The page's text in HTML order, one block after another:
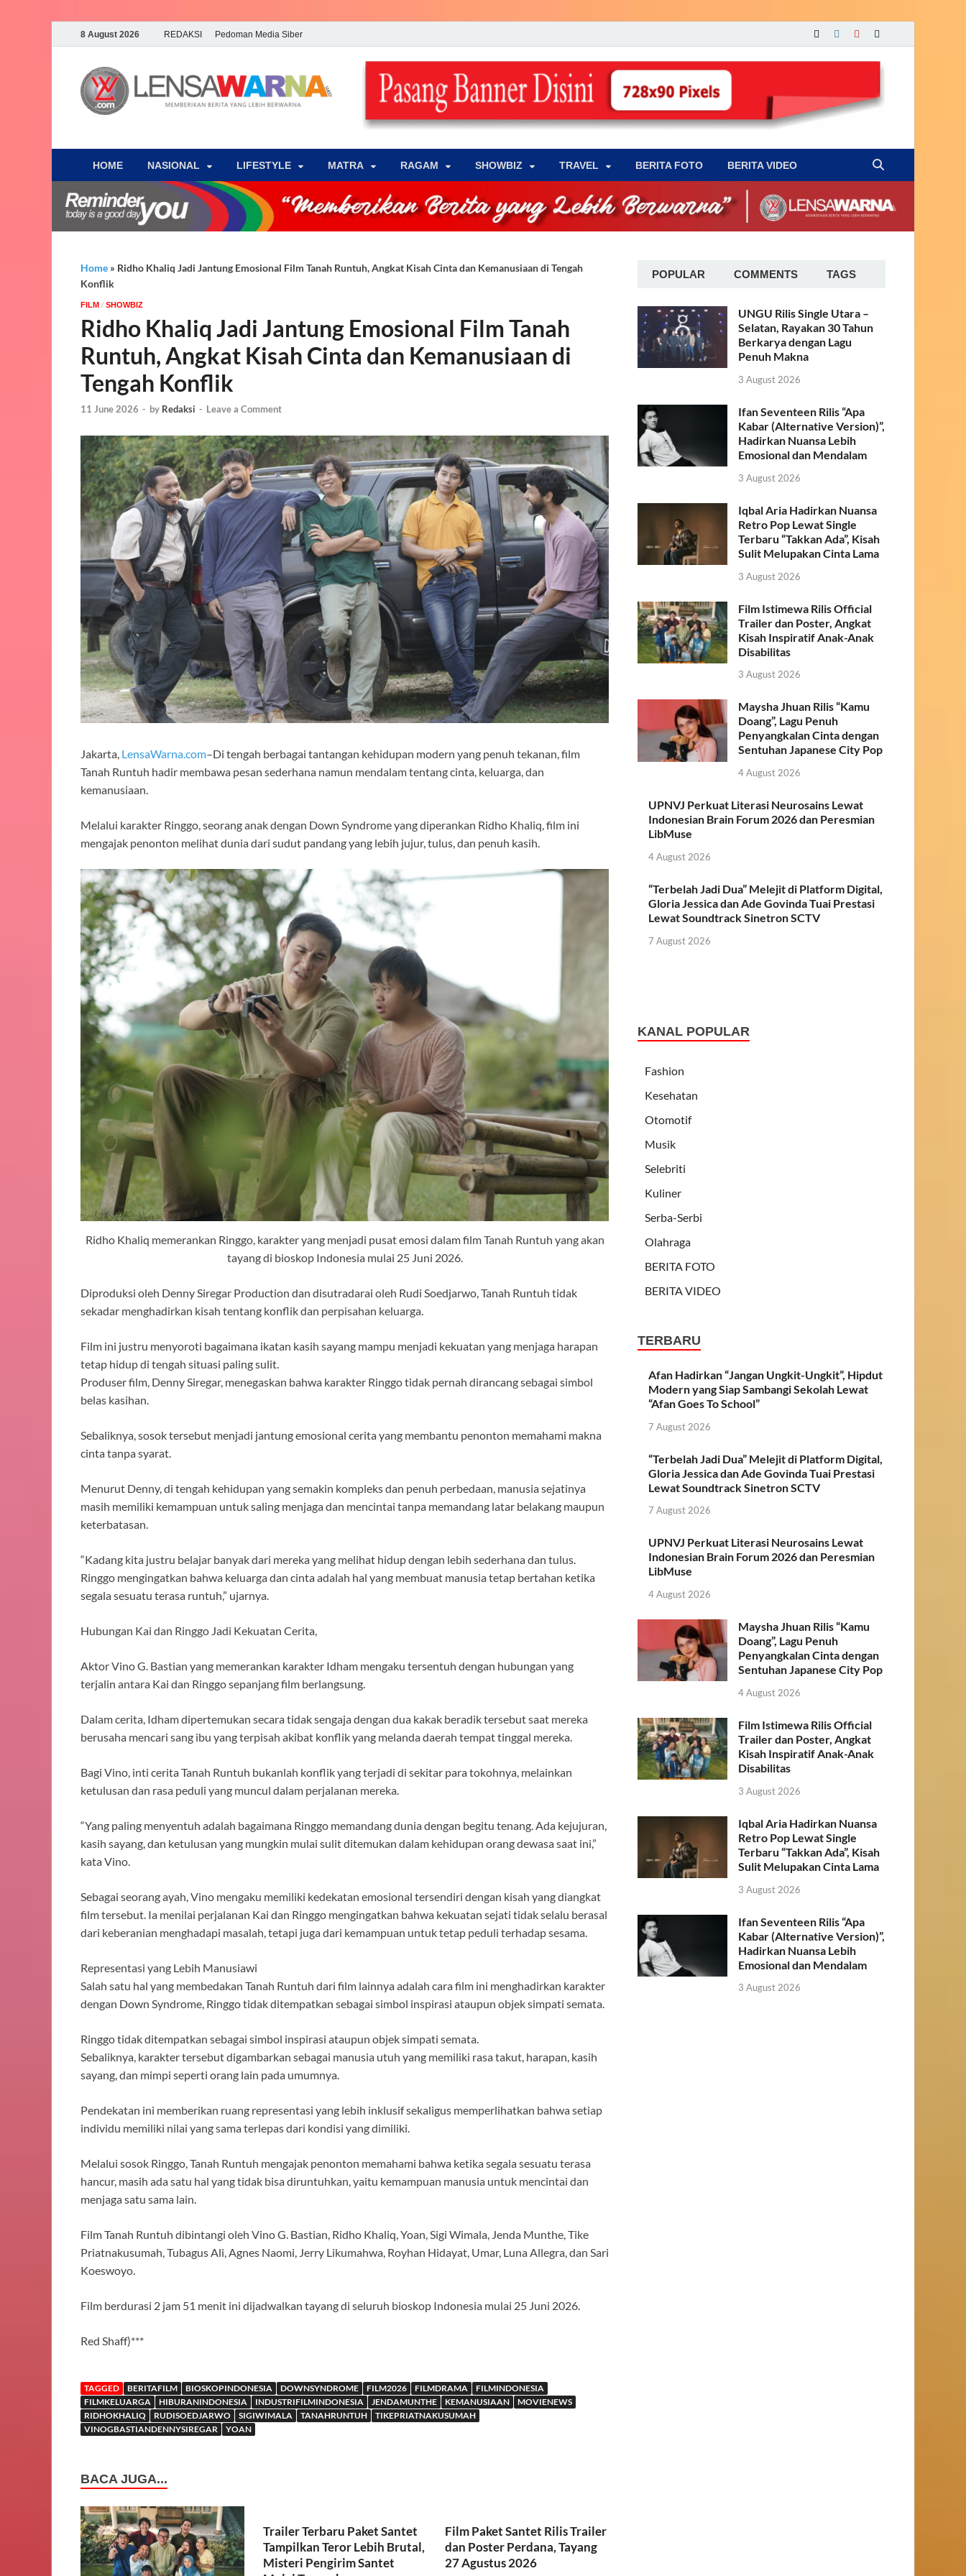
8 August 2026 REDAKSI Pedoman Media Siber
LENSA WARNA .com
Memberikan Berita yang Lebih Berwarna
HOME NASIONAL ‎LIFESTYLE MATRA ‎RAGAM ‎SHOWBIZ ‎TRAVEL BERITA FOTO BERITA VIDEO
Home » Ridho Khaliq Jadi Jantung Emosional Film Tanah Runtuh, Angkat Kisah Cinta dan Kemanusiaan di Tengah
Konflik
FILM / ‎SHOWBIZ
Ridho Khaliq Jadi Jantung Emosional Film Tanah
Runtuh, Angkat Kisah Cinta dan Kemanusiaan di
Tengah Konflik
11 June 2026 - by Redaksi - Leave a Comment
Jakarta, LensaWarna.com–Di tengah berbagai tantangan kehidupan modern yang penuh tekanan, film
Tanah Runtuh hadir membawa pesan sederhana namun mendalam tentang cinta, keluarga, dan
kemanusiaan.
Melalui karakter Ringgo, seorang anak dengan Down Syndrome yang diperankan Ridho Khaliq, film ini
mengajak penonton melihat dunia dari sudut pandang yang lebih jujur, tulus, dan penuh kasih.
Ridho Khaliq memerankan Ringgo, karakter yang menjadi pusat emosi dalam film Tanah Runtuh yang akan
tayang di bioskop Indonesia mulai 25 Juni 2026.
Diproduksi oleh Denny Siregar Production dan disutradarai oleh Rudi Soedjarwo, Tanah Runtuh tidak
sekadar menghadirkan kisah tentang konflik dan perpisahan keluarga.
Film ini justru menyoroti bagaimana ikatan kasih sayang mampu menjadi kekuatan yang menjaga harapan
tetap hidup di tengah situasi paling sulit.
Produser film, Denny Siregar, menegaskan bahwa karakter Ringgo tidak pernah dirancang sebagai simbol
belas kasihan.
Sebaliknya, sosok tersebut menjadi jantung emosional cerita yang membantu penonton memahami makna
cinta tanpa syarat.
Menurut Denny, di tengah kehidupan yang semakin kompleks dan penuh perbedaan, manusia sejatinya
masih memiliki kemampuan untuk saling menjaga dan mencintai tanpa memandang latar belakang maupun
keterbatasan.
“Kadang kita justru belajar banyak dari mereka yang melihat hidup dengan lebih sederhana dan tulus.
Ringgo mengingatkan bahwa keluarga dan cinta adalah hal yang membuat manusia tetap bertahan ketika
segala sesuatu terasa runtuh,” ujarnya.
Hubungan Kai dan Ringgo Jadi Kekuatan Cerita,
Aktor Vino G. Bastian yang memerankan karakter Idham mengaku tersentuh dengan hubungan yang
terjalin antara Kai dan Ringgo sepanjang film berlangsung.
Dalam cerita, Idham dipertemukan secara tidak sengaja dengan dua kakak beradik tersebut saat mereka
berusaha mencari sang ibu yang terpisah akibat konflik yang melanda daerah tempat tinggal mereka.
Bagi Vino, inti cerita Tanah Runtuh bukanlah konflik yang terjadi di sekitar para tokohnya, melainkan
ketulusan dan rasa peduli yang muncul dalam perjalanan mereka.
“Yang paling menyentuh adalah bagaimana Ringgo memandang dunia dengan begitu tenang. Ada kejujuran,
kasih sayang, dan ketulusan yang mungkin mulai sulit ditemukan dalam kehidupan orang dewasa saat ini,”
kata Vino.
Sebagai seorang ayah, Vino mengaku memiliki kedekatan emosional tersendiri dengan kisah yang diangkat
film tersebut. Ia menilai perjalanan Kai dan Ringgo mengingatkan bahwa kekuatan sejati tidak selalu berasal
dari keberanian menghadapi masalah, tetapi juga dari kemampuan untuk tetap peduli terhadap sesama.
Representasi yang Lebih Manusiawi
Salah satu hal yang membedakan Tanah Runtuh dari film lainnya adalah cara film ini menghadirkan karakter
dengan Down Syndrome, Ringgo tidak ditempatkan sebagai simbol inspirasi ataupun objek simpati semata.
Ringgo tidak ditempatkan sebagai simbol inspirasi ataupun objek simpati semata.
Sebaliknya, karakter tersebut digambarkan sebagai manusia utuh yang memiliki rasa takut, harapan, kasih
sayang, dan mimpi seperti orang lain pada umumnya.
Pendekatan ini memberikan ruang representasi yang lebih inklusif sekaligus memperlihatkan bahwa setiap
individu memiliki nilai yang sama terlepas dari kondisi yang dimiliki.
Melalui sosok Ringgo, Tanah Runtuh mengajak penonton memahami bahwa ketika segala sesuatu terasa
hancur, masih ada satu hal yang tidak bisa diruntuhkan, yaitu kemampuan manusia untuk mencintai dan
menjaga satu sama lain.
Film Tanah Runtuh dibintangi oleh Vino G. Bastian, Ridho Khaliq, Yoan, Sigi Wimala, Jenda Munthe, Tike
Priatnakusumah, Tubagus Ali, Agnes Naomi, Jerry Likumahwa, Royhan Hidayat, Umar, Luna Allegra, dan Sari
Koeswoyo.
Film berdurasi 2 jam 51 menit ini dijadwalkan tayang di seluruh bioskop Indonesia mulai 25 Juni 2026.
Red Shaff)***
TAGGED BERITAFILM BIOSKOPINDONESIA DOWNSYNDROME FILM2026 FILMDRAMA
FILMINDONESIA
FILMKELUARGA
HIBURANINDONESIA INDUSTRIFILMINDONESIA JENDAMUNTHE KEMANUSIAAN
MOVIENEWS
RIDHOKHALIQ
RUDISOEDJARWO SIGIWIMALA TANAHRUNTUH
TIKEPRIATNAKUSUMAH
VINOGBASTIANDENNYSIREGAR
YOAN
BACA JUGA...
Trailer Terbaru Paket Santet
Tampilkan Teror Lebih Brutal,
Misteri Pengirim Santet
Film Paket Santet Rilis Trailer
dan Poster Perdana, Tayang
27 Agustus 2026
POPULAR COMMENTS TAGS
UNGU Rilis Single Utara –
Selatan, Rayakan 30 Tahun
Berkarya dengan Lagu
Penuh Makna
3 August 2026
Ifan Seventeen Rilis “Apa
Kabar (Alternative Version)”,
Hadirkan Nuansa Lebih
Emosional dan Mendalam
3 August 2026
Iqbal Aria Hadirkan Nuansa
Retro Pop Lewat Single
Terbaru “Takkan Ada”, Kisah
Sulit Melupakan Cinta Lama
3 August 2026
Film Istimewa Rilis Official
Trailer dan Poster, Angkat
Kisah Inspiratif Anak-Anak
Disabilitas
3 August 2026
Maysha Jhuan Rilis “Kamu
Doang”, Lagu Penuh
Penyangkalan Cinta dengan
Sentuhan Japanese City Pop
4 August 2026
UPNVJ Perkuat Literasi Neurosains Lewat
Indonesian Brain Forum 2026 dan Peresmian
LibMuse
4 August 2026
“Terbelah Jadi Dua” Melejit di Platform Digital,
Gloria Jessica dan Ade Govinda Tuai Prestasi
Lewat Soundtrack Sinetron SCTV
7 August 2026
KANAL POPULAR
Fashion
Kesehatan
Otomotif
Musik
Selebriti
Kuliner
Serba-Serbi
Olahraga
BERITA FOTO
BERITA VIDEO
TERBARU
Afan Hadirkan “Jangan Ungkit-Ungkit”, Hipdut
Modern yang Siap Sambangi Sekolah Lewat
“Afan Goes To School”
7 August 2026
“Terbelah Jadi Dua” Melejit di Platform Digital,
Gloria Jessica dan Ade Govinda Tuai Prestasi
Lewat Soundtrack Sinetron SCTV
7 August 2026
UPNVJ Perkuat Literasi Neurosains Lewat
Indonesian Brain Forum 2026 dan Peresmian
LibMuse
4 August 2026
Maysha Jhuan Rilis “Kamu
Doang”, Lagu Penuh
Penyangkalan Cinta dengan
Sentuhan Japanese City Pop
4 August 2026
Film Istimewa Rilis Official
Trailer dan Poster, Angkat
Kisah Inspiratif Anak-Anak
Disabilitas
3 August 2026
Iqbal Aria Hadirkan Nuansa
Retro Pop Lewat Single
Terbaru “Takkan Ada”, Kisah
Sulit Melupakan Cinta Lama
3 August 2026
Ifan Seventeen Rilis “Apa
Kabar (Alternative Version)”,
Hadirkan Nuansa Lebih
Emosional dan Mendalam
3 August 2026